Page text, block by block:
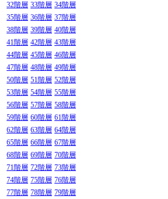
32階層 33階層 34階層
35階層 36階層 37階層
38階層 39階層 40階層
41階層 42階層 43階層
44階層 45階層 46階層
47階層 48階層 49階層
50階層 51階層 52階層
53階層 54階層 55階層
56階層 57階層 58階層
59階層 60階層 61階層
62階層 63階層 64階層
65階層 66階層 67階層
68階層 69階層 70階層
71階層 72階層 73階層
74階層 75階層 76階層
77階層 78階層 79階層